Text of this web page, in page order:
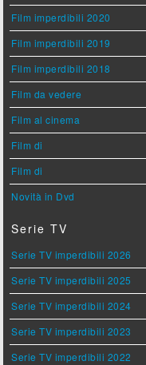
Film imperdibili 2020
Film imperdibili 2019
Film imperdibili 2018
Film da vedere
Film al cinema
Film di
Film di
Novità in Dvd
Serie TV
Serie TV imperdibili 2026
Serie TV imperdibili 2025
Serie TV imperdibili 2024
Serie TV imperdibili 2023
Serie TV imperdibili 2022